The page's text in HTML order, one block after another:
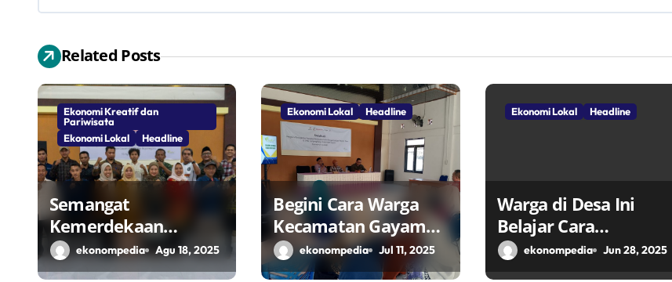
a
s
i
p
o
s
Related Posts
Ekonomi Kreatif dan
Pariwisata
Ekonomi Lokal
Headline
Semangat
Kemerdekaan
Masyarakat
Bojonegoro Bangun
ekonompedia Agu 18, 2025
Ekonomi Lokal Headline
Begini Cara Warga
Kecamatan Gayam
Perkuat Ikon Desa
Penggerak Ekonomi
ekonompedia Jul 11, 2025
Ekonomi Lokal Headline
Warga di Desa Ini
Belajar Cara
Kembangkan Potensi
ekonompedia Jun 28, 2025